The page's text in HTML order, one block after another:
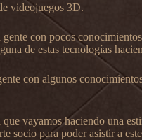
videojuegos 3D.
con pocos
de estas tecnologías
con algunos
vayamos haciendo una
socio para poder asistir a